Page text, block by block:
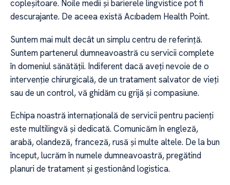
copleșitoare. Noile medii și barierele lingvistice pot fi
descurajante. De aceea există Acıbadem Health Point.
Suntem mai mult decât un simplu centru de referință.
Suntem partenerul dumneavoastră cu servicii complete
în domeniul sănătății. Indiferent dacă aveți nevoie de o
intervenție chirurgicală, de un tratament salvator de vieți
sau de un control, vă ghidăm cu grijă și compasiune.
Echipa noastră internațională de servicii pentru pacienți
este multilingvă și dedicată. Comunicăm în engleză,
arabă, olandeză, franceză, rusă și multe altele. De la bun
început, lucrăm în numele dumneavoastră, pregătind
planuri de tratament și gestionând logistica.